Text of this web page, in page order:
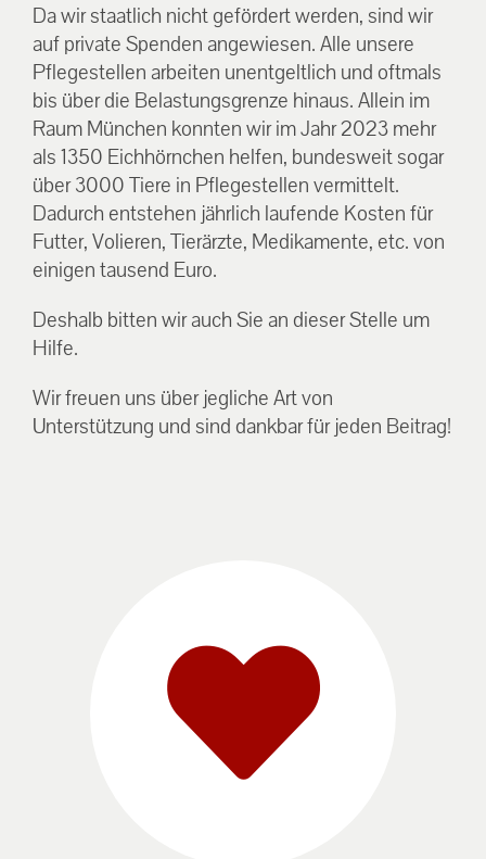
Da wir staatlich nicht gefördert werden, sind wir
auf private Spenden angewiesen. Alle unsere
Pflegestellen arbeiten unentgeltlich und oftmals
bis über die Belastungsgrenze hinaus. Allein im
Raum München konnten wir im Jahr 2023 mehr
als 1350 Eichhörnchen helfen, bundesweit sogar
über 3000 Tiere in Pflegestellen vermittelt.
Dadurch entstehen jährlich laufende Kosten für
Futter, Volieren, Tierärzte, Medikamente, etc. von
einigen tausend Euro.
Deshalb bitten wir auch Sie an dieser Stelle um
Hilfe.
Wir freuen uns über jegliche Art von
Unterstützung und sind dankbar für jeden Beitrag!